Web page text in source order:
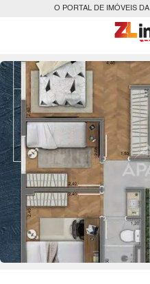
O PORTAL DE IMÓVEIS DA